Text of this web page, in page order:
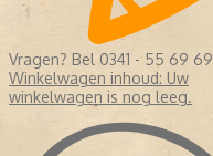
Vragen? Bel 0341 - 55 69 69
Winkelwagen inhoud: Uw
winkelwagen is nog leeg.